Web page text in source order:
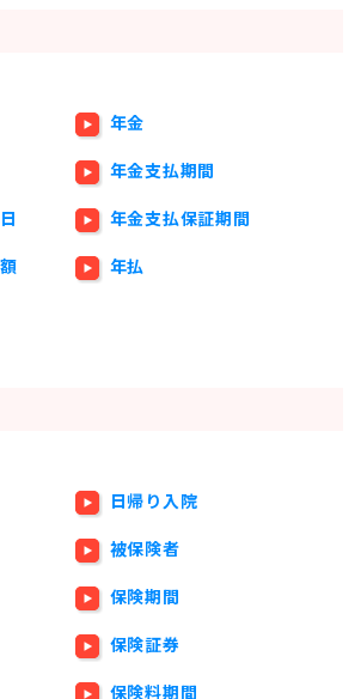
年金
年金支払期間
年金支払保証期間
年払
日帰り入院
被保険者
保険期間
保険証券
保険料期間